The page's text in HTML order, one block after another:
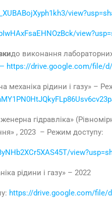
до виконання лабораторних
https://drive.google.com/file/d/
механіка рідини і газу» –
гідравліка»
, 2023 – Режим доступу:
рідини і газу» – 2022
https://drive.google.com/file/